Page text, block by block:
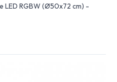
LED RGBW (Ø50x72 cm) -